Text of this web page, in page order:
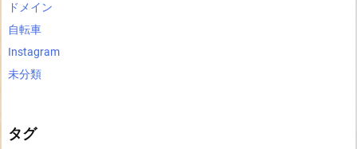
ドメイン
自転車
Instagram
未分類
タグ